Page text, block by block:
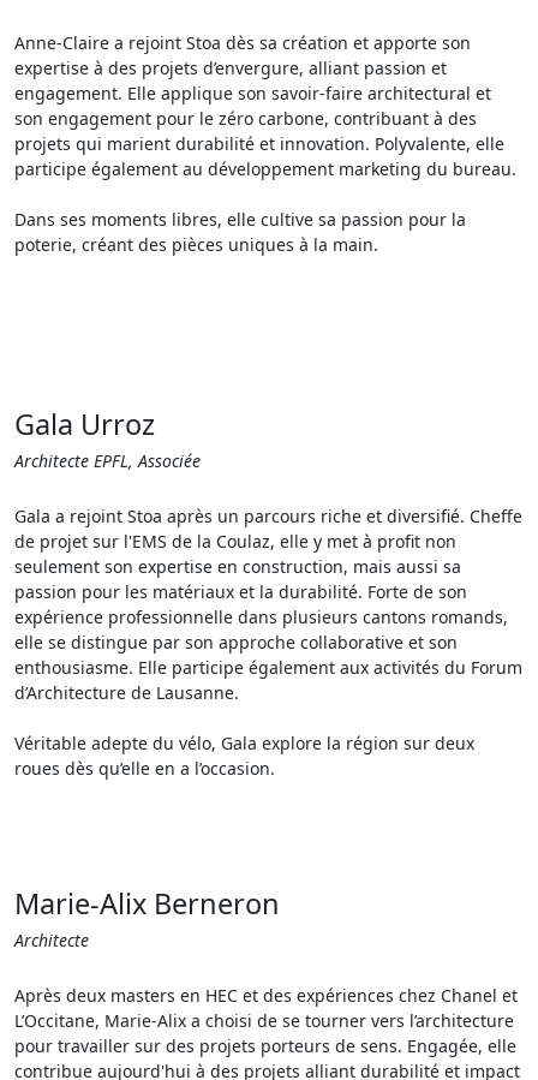
Anne-Claire a rejoint Stoa dès sa création et apporte son
expertise à des projets d’envergure, alliant passion et
engagement. Elle applique son savoir-faire architectural et
son engagement pour le zéro carbone, contribuant à des
projets qui marient durabilité et innovation. Polyvalente, elle
participe également au développement marketing du bureau.
Dans ses moments libres, elle cultive sa passion pour la
poterie, créant des pièces uniques à la main.
Gala Urroz
Architecte EPFL, Associée
Gala a rejoint Stoa après un parcours riche et diversifié. Cheffe
de projet sur l'EMS de la Coulaz, elle y met à profit non
seulement son expertise en construction, mais aussi sa
passion pour les matériaux et la durabilité. Forte de son
expérience professionnelle dans plusieurs cantons romands,
elle se distingue par son approche collaborative et son
enthousiasme. Elle participe également aux activités du Forum
d’Architecture de Lausanne.
Véritable adepte du vélo, Gala explore la région sur deux
roues dès qu’elle en a l’occasion.
Marie-Alix Berneron
Architecte
Après deux masters en HEC et des expériences chez Chanel et
L’Occitane, Marie-Alix a choisi de se tourner vers l’architecture
pour travailler sur des projets porteurs de sens. Engagée, elle
contribue aujourd'hui à des projets alliant durabilité et impact